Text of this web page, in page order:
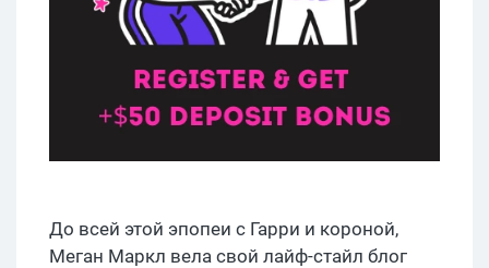
До всей этой эпопеи с Гарри и короной,
Меган Маркл вела свой лайф-стайл блог